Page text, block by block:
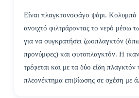
Είναι πλαγκτονοφάγο ψάρι. Κολυμπά
ανοιχτό φιλτράροντας το νερό μέσω
για να συγκρατήσει ζωοπλαγκτόν
προνύμφες) και φυτοπλαγκτόν. Η
τρέφεται και με τα δύο είδη πλαγκτόν
πλεονέκτημα επιβίωσης σε σχέση με